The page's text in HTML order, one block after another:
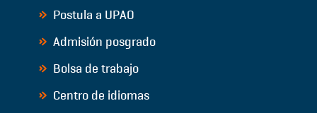
Postula a UPAO
Admisión posgrado
Bolsa de trabajo
Centro de idiomas